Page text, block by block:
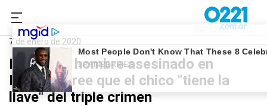
0221.com.ar
7 de enero de 2020
El hijo del hombre asesinado en
Romero cree que el chico "tiene la
llave" del triple crimen